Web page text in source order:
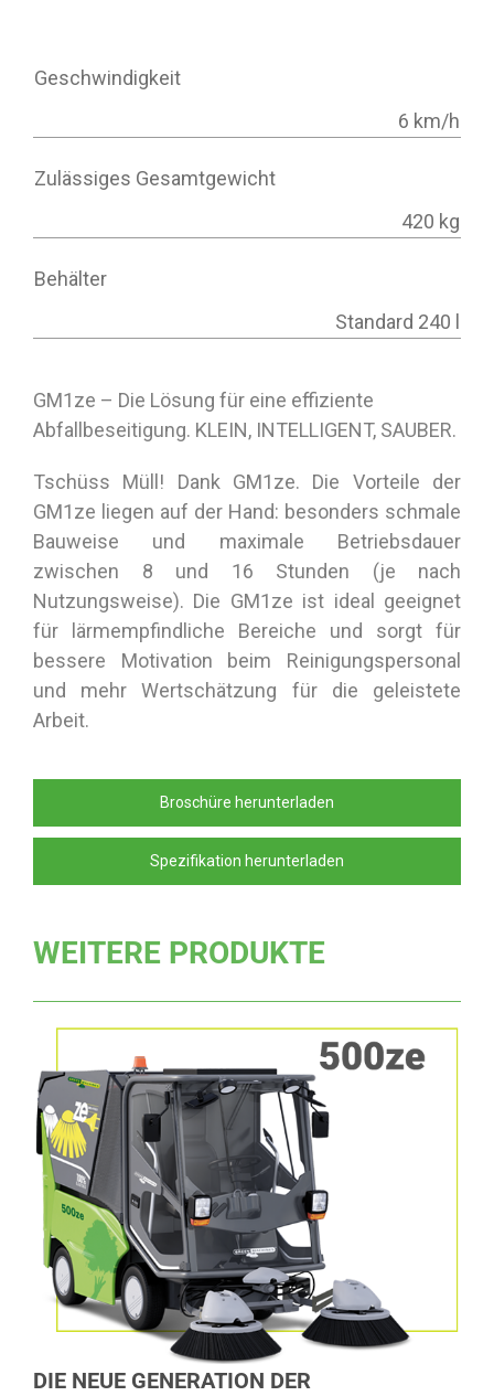
Geschwindigkeit
6 km/h
Zulässiges Gesamtgewicht
420 kg
Behälter
Standard 240 l
GM1ze – Die Lösung für eine effiziente
Abfallbeseitigung. KLEIN, INTELLIGENT, SAUBER.
Tschüss Müll! Dank GM1ze. Die Vorteile der
GM1ze liegen auf der Hand: besonders schmale
Bauweise und maximale Betriebsdauer
zwischen 8 und 16 Stunden (je nach
Nutzungsweise). Die GM1ze ist ideal geeignet
für lärmempfindliche Bereiche und sorgt für
bessere Motivation beim Reinigungspersonal
und mehr Wertschätzung für die geleistete
Arbeit.
Broschüre herunterladen
Spezifikation herunterladen
WEITERE PRODUKTE
DIE NEUE GENERATION DER